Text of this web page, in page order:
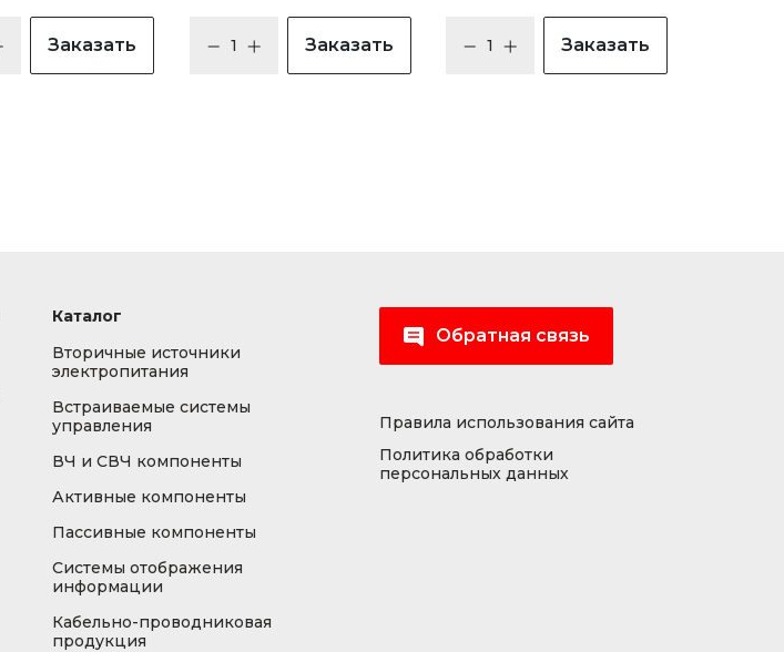
Заказать Заказать Заказать
Каталог
Вторичные источники
электропитания
Встраиваемые системы
управления
ВЧ и СВЧ компоненты
Активные компоненты
Пассивные компоненты
Системы отображения
информации
Кабельно-проводниковая
продукция
Обратная связь
Правила использования сайта
Политика обработки
персональных данных